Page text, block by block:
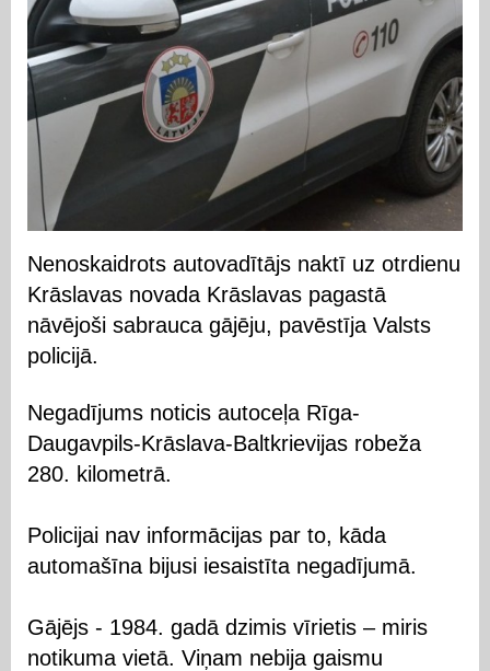
Nenoskaidrots autovadītājs naktī uz otrdienu
Krāslavas novada Krāslavas pagastā
nāvējoši sabrauca gājēju, pavēstīja Valsts
policijā.
Negadījums noticis autoceļa Rīga-
Daugavpils-Krāslava-Baltkrievijas robeža
280. kilometrā.
Policijai nav informācijas par to, kāda
automašīna bijusi iesaistīta negadījumā.
Gājējs - 1984. gadā dzimis vīrietis – miris
notikuma vietā. Viņam nebija gaismu